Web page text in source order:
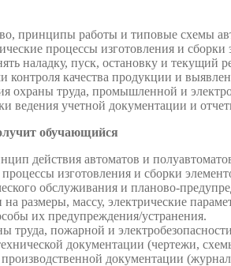
принципы работы и типовые схемы
процессы изготовления и
наладку, пуск, остановку и текущий
контроля качества продукции и
охраны труда, промышленной и
ведения учетной документации и
обучающийся
действия автоматов и
изготовления и сборки
обслуживания и планово-
размеры, массу, электрические
их предупреждения/устранения.
труда, пожарной и
документации (чертежи,
документации